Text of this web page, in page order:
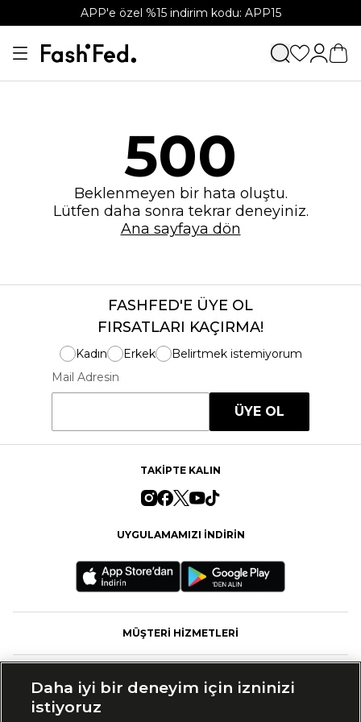
APP'e özel %15 indirim kodu: APP15
500
Beklenmeyen bir hata oluştu.
Lütfen daha sonra tekrar deneyiniz.
Ana sayfaya dön
FASHFED'E ÜYE OL
FIRSATLARI KAÇIRMA!
Kadın Erkek
Belirtmek istemiyorum
Mail Adresin
ÜYE OL
TAKİPTE KALIN
UYGULAMAMIZI İNDİRİN
MÜŞTERİ HİZMETLERİ
Daha iyi bir deneyim için izninizi
istiyoruz